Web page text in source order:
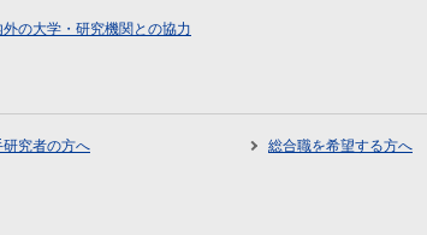
外の大学・研究機関との協力
研究者の方へ 総合職を希望する方へ